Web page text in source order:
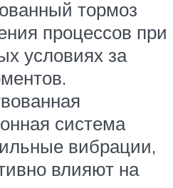
тормоз
процессов при
условиях за
система
вибрации,
влияют на